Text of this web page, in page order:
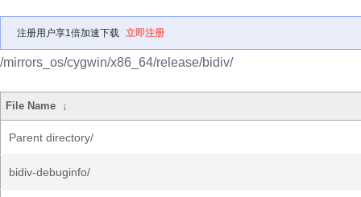
注册用户享1倍加速下载 立即注册
/mirrors_os/cygwin/x86_64/release/bidiv/
File Name ↓
Parent directory/
bidiv-debuginfo/